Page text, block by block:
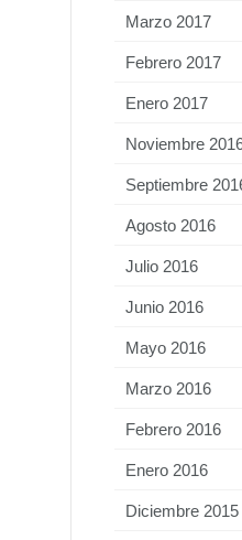
Marzo 2017
Febrero 2017
Enero 2017
Noviembre
Septiembre
Agosto 2016
Julio 2016
Junio 2016
Mayo 2016
Marzo 2016
Febrero 2016
Enero 2016
Diciembre 2015